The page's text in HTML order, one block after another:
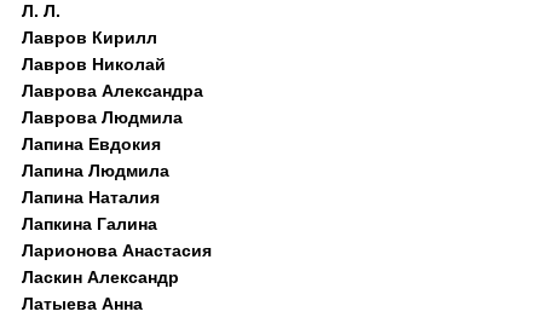
Л. Л.
Лавров Кирилл
Лавров Николай
Лаврова Александра
Лаврова Людмила
Лапина Евдокия
Лапина Людмила
Лапина Наталия
Лапкина Галина
Ларионова Анастасия
Ласкин Александр
Латыева Анна